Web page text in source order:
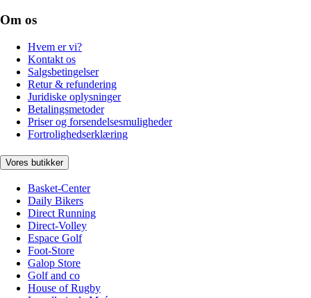
Om os
Hvem er vi?
Kontakt os
Salgsbetingelser
Retur & refundering
Juridiske oplysninger
Betalingsmetoder
Priser og forsendelsesmuligheder
Fortrolighedserklæring
Vores butikker
Basket-Center
Daily Bikers
Direct Running
Direct-Volley
Espace Golf
Foot-Store
Galop Store
Golf and co
House of Rugby